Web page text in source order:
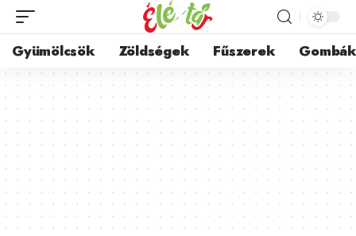
Gyümölcsök Zöldségek Fűszerek Gombák